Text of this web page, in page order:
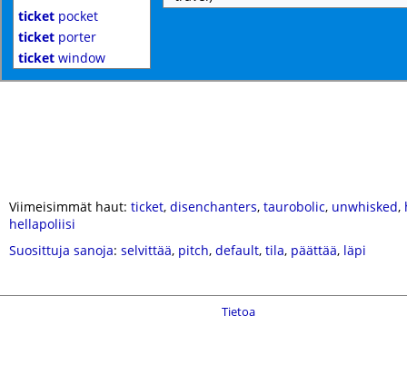
ticket pocket
ticket porter
ticket window
Viimeisimmät haut: ticket, disenchanters, taurobolic, unwhisked,
hellapoliisi
Suosittuja sanoja: selvittää, pitch, default, tila, päättää, läpi
Tietoa